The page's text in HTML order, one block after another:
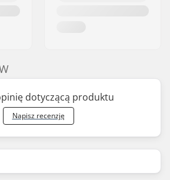
dotyczącą produktu
Napisz recenzję